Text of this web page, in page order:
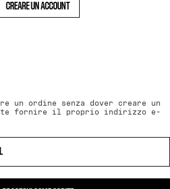
CREARE UN ACCOUNT
un ordine senza dover creare un
fornire il proprio indirizzo e-